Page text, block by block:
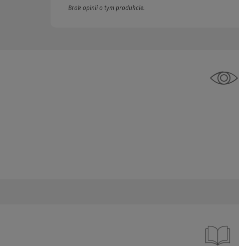
Brak opinii o tym produkcie.